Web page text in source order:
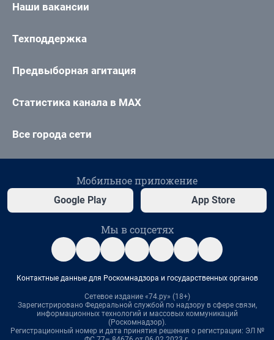
Наши вакансии
Техподдержка
Предвыборная агитация
Статистика канала в MAX
Все города сети
Мобильное приложение
Google Play App Store
Мы в соцсетях
Контактные данные для Роскомнадзора и государственных органов
Сетевое издание «74.ру» (18+)
Зарегистрировано Федеральной службой по надзору в сфере связи,
информационных технологий и массовых коммуникаций
(Роскомнадзор).
Регистрационный номер и дата принятия решения о регистрации: ЭЛ №